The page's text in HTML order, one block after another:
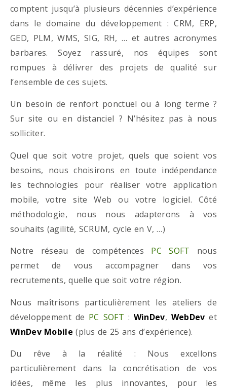
comptent jusqu’à plusieurs décennies d’expérience
dans le domaine du développement : CRM, ERP,
GED, PLM, WMS, SIG, RH, … et autres acronymes
barbares. Soyez rassuré, nos équipes sont
rompues à délivrer des projets de qualité sur
l’ensemble de ces sujets.
Un besoin de renfort ponctuel ou à long terme ?
Sur site ou en distanciel ? N’hésitez pas à nous
solliciter.
Quel que soit votre projet, quels que soient vos
besoins, nous choisirons en toute indépendance
les technologies pour réaliser votre application
mobile, votre site Web ou votre logiciel. Côté
méthodologie, nous nous adapterons à vos
souhaits (agilité, SCRUM, cycle en V, …)
Notre réseau de compétences PC SOFT nous
permet de vous accompagner dans vos
recrutements, quelle que soit votre région.
Nous maîtrisons particulièrement les ateliers de
développement de PC SOFT : WinDev, WebDev et
WinDev Mobile (plus de 25 ans d’expérience).
Du rêve à la réalité : Nous excellons
particulièrement dans la concrétisation de vos
idées, même les plus innovantes, pour les